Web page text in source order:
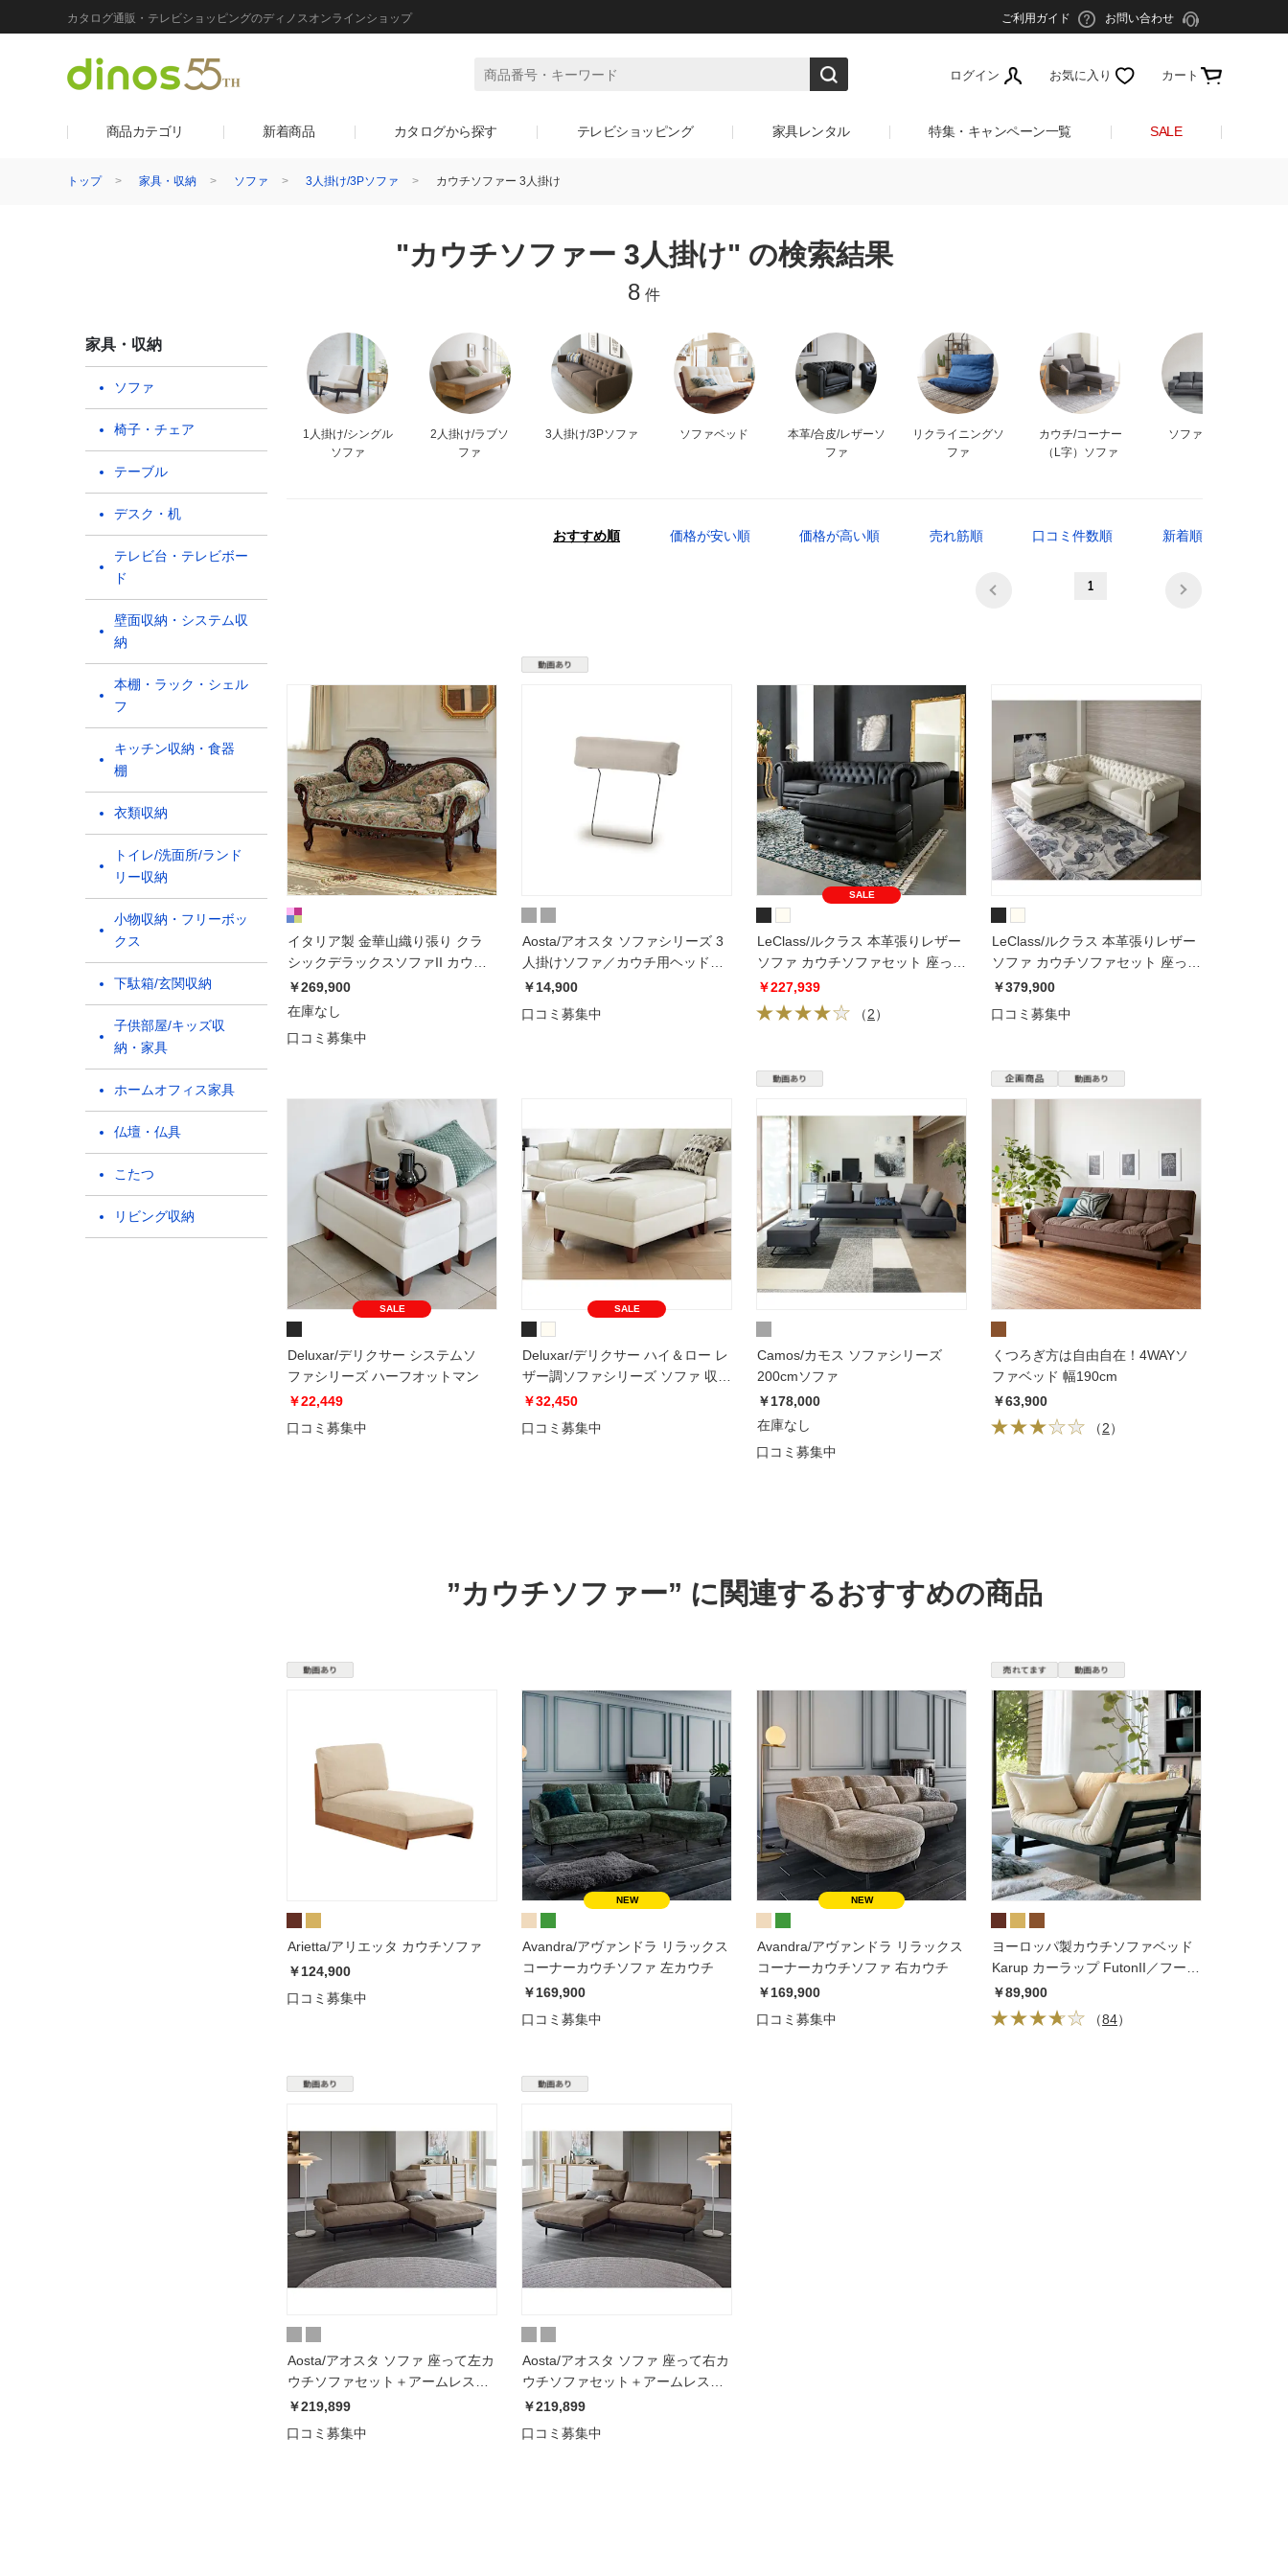
カタログ通販・テレビショッピングのディノスオンラインショップ ご利用ガイド お問い合わせ
ログイン お気に入り カート
商品カテゴリ 新着商品 カタログから探す テレビショッピング 家具レンタル 特集・キャンペーン一覧 SALE
トップ 家具・収納 ソファ 3人掛け/3Pソファ カウチソファー 3人掛け
"カウチソファー 3人掛け" の検索結果
8 件
家具・収納
ソファ
椅子・チェア
テーブル
デスク・机
テレビ台・テレビボー
ド
壁面収納・システム収
納
本棚・ラック・シェル
フ
キッチン収納・食器
棚
衣類収納
トイレ/洗面所/ランド
リー収納
小物収納・フリーボッ
クス
下駄箱/玄関収納
子供部屋/キッズ収
納・家具
ホームオフィス家具
仏壇・仏具
こたつ
リビング収納
1人掛け/シングル
ソファ
2人掛け/ラブソ
ファ
3人掛け/3Pソファ ソファベッド
本革/合皮/レザーソ
ファ
リクライニングソ
ファ
カウチ/コーナー
（L字）ソファ
ソファセット
おすすめ順 価格が安い順 価格が高い順 売れ筋順 口コミ件数順 新着順
1
イタリア製 金華山織り張り クラ
シックデラックスソファII カウチ
ソファ
￥269,900
在庫なし
口コミ募集中
Aosta/アオスタ ソファシリーズ 3
人掛けソファ／カウチ用ヘッドレ
スト単品 幅77cm
￥14,900
口コミ募集中
SALE
LeClass/ルクラス 本革張りレザー
ソファ カウチソファセット 座って
左カウチ
￥227,939
（2）
LeClass/ルクラス 本革張りレザー
ソファ カウチソファセット 座って
右カウチ
￥379,900
口コミ募集中
SALE
Deluxar/デリクサー システムソ
ファシリーズ ハーフオットマン
￥22,449
口コミ募集中
SALE
Deluxar/デリクサー ハイ＆ロー レ
ザー調ソファシリーズ ソファ 収納
付きオットマン
￥32,450
口コミ募集中
Camos/カモス ソファシリーズ
200cmソファ
￥178,000
在庫なし
口コミ募集中
くつろぎ方は自由自在！4WAYソ
ファベッド 幅190cm
￥63,900
（2）
”カウチソファー” に関連するおすすめの商品
Arietta/アリエッタ カウチソファ
￥124,900
口コミ募集中
Avandra/アヴァンドラ リラックス
コーナーカウチソファ 左カウチ
￥169,900
口コミ募集中
Avandra/アヴァンドラ リラックス
コーナーカウチソファ 右カウチ
￥169,900
口コミ募集中
ヨーロッパ製カウチソファベッド
Karup カーラップ FutonII／フート
ン
￥89,900
（84）
Aosta/アオスタ ソファ 座って左カ
ウチソファセット＋アームレスト
２個セット
￥219,899
口コミ募集中
Aosta/アオスタ ソファ 座って右カ
ウチソファセット＋アームレスト
２個セット
￥219,899
口コミ募集中